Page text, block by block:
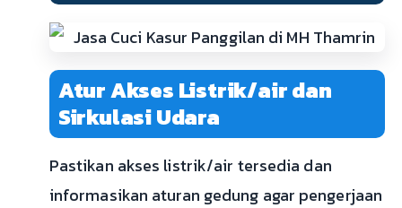
Atur Akses Listrik/air dan
Sirkulasi Udara
Pastikan akses listrik/air tersedia dan
informasikan aturan gedung agar pengerjaan